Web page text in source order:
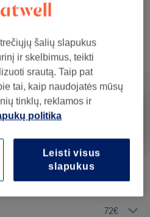
nuo 20€
72€
šalių slapukus
ir skelbimus, teikti
srautą. Taip pat
tai, kaip naudojatės mūsų
tinklų, reklamos ir
politika
Leisti visus
slapukus